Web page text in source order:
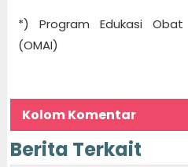
*) Program Edukasi
(OMAI)
Kolom Komentar
Berita Terkait